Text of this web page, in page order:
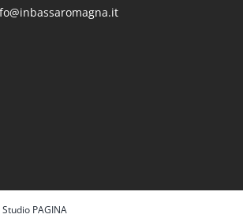
Studio PAGINA